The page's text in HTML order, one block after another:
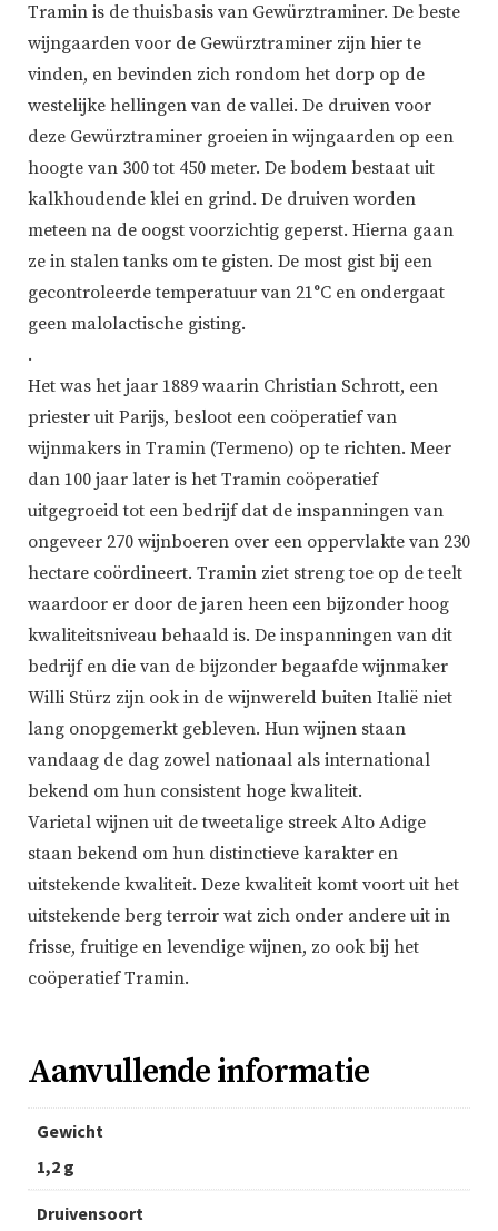
Tramin is de thuisbasis van Gewürztraminer. De beste
wijngaarden voor de Gewürztraminer zijn hier te
vinden, en bevinden zich rondom het dorp op de
westelijke hellingen van de vallei. De druiven voor
deze Gewürztraminer groeien in wijngaarden op een
hoogte van 300 tot 450 meter. De bodem bestaat uit
kalkhoudende klei en grind. De druiven worden
meteen na de oogst voorzichtig geperst. Hierna gaan
ze in stalen tanks om te gisten. De most gist bij een
gecontroleerde temperatuur van 21°C en ondergaat
geen malolactische gisting.
.
Het was het jaar 1889 waarin Christian Schrott, een
priester uit Parijs, besloot een coöperatief van
wijnmakers in Tramin (Termeno) op te richten. Meer
dan 100 jaar later is het Tramin coöperatief
uitgegroeid tot een bedrijf dat de inspanningen van
ongeveer 270 wijnboeren over een oppervlakte van 230
hectare coördineert. Tramin ziet streng toe op de teelt
waardoor er door de jaren heen een bijzonder hoog
kwaliteitsniveau behaald is. De inspanningen van dit
bedrijf en die van de bijzonder begaafde wijnmaker
Willi Stürz zijn ook in de wijnwereld buiten Italië niet
lang onopgemerkt gebleven. Hun wijnen staan
vandaag de dag zowel nationaal als international
bekend om hun consistent hoge kwaliteit.
Varietal wijnen uit de tweetalige streek Alto Adige
staan bekend om hun distinctieve karakter en
uitstekende kwaliteit. Deze kwaliteit komt voort uit het
uitstekende berg terroir wat zich onder andere uit in
frisse, fruitige en levendige wijnen, zo ook bij het
coöperatief Tramin.
Aanvullende informatie
Gewicht
1,2 g
Druivensoort